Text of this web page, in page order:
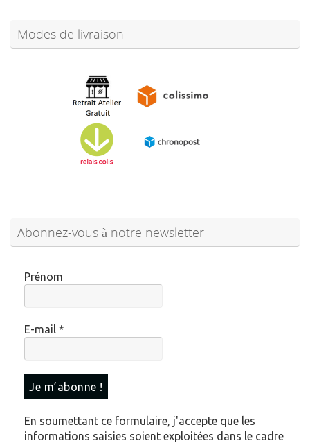
Modes de livraison
Abonnez-vous à notre newsletter
Prénom
E-mail *
En soumettant ce formulaire, j'accepte que les
informations saisies soient exploitées dans le cadre